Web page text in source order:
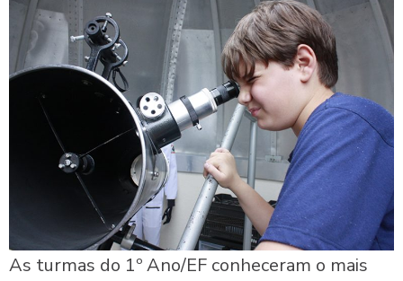
As turmas do 1º Ano/EF conheceram o mais